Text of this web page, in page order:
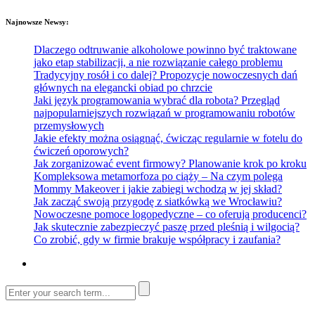
Najnowsze Newsy:
Dlaczego odtruwanie alkoholowe powinno być traktowane
jako etap stabilizacji, a nie rozwiązanie całego problemu
Tradycyjny rosół i co dalej? Propozycje nowoczesnych dań
głównych na elegancki obiad po chrzcie
Jaki język programowania wybrać dla robota? Przegląd
najpopularniejszych rozwiązań w programowaniu robotów
przemysłowych
Jakie efekty można osiągnąć, ćwicząc regularnie w fotelu do
ćwiczeń oporowych?
Jak zorganizować event firmowy? Planowanie krok po kroku
Kompleksowa metamorfoza po ciąży – Na czym polega
Mommy Makeover i jakie zabiegi wchodzą w jej skład?
Jak zacząć swoją przygodę z siatkówką we Wrocławiu?
Nowoczesne pomoce logopedyczne – co oferują producenci?
Jak skutecznie zabezpieczyć paszę przed pleśnią i wilgocią?
Co zrobić, gdy w firmie brakuje współpracy i zaufania?